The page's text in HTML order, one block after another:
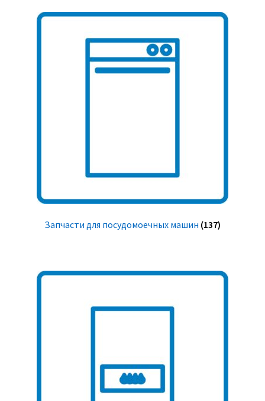
Запчасти для посудомоечных машин (137)